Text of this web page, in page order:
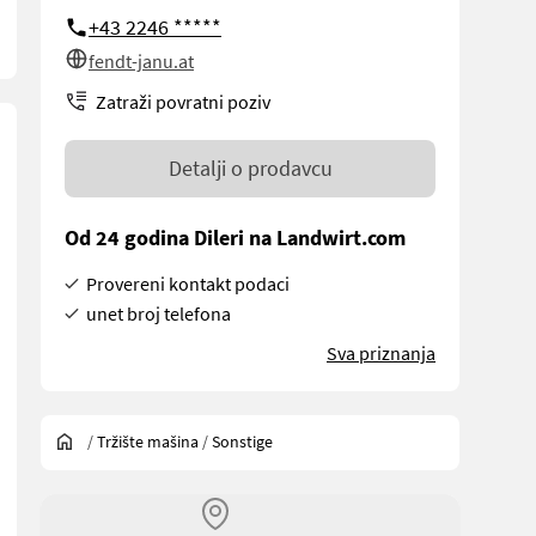
+43 2246 *****
fendt-janu.at
Zatraži povratni poziv
Detalji o prodavcu
Od 24 godina Dileri na Landwirt.com
Provereni kontakt podaci
unet broj telefona
Sva priznanja
/Tržište mašina /Sonstige